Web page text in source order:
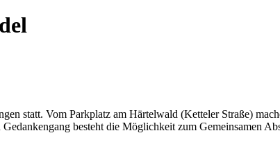
statt. Vom Parkplatz am Härtelwald (Ketteler Straße)
besteht die Möglichkeit zum Gemeinsamen